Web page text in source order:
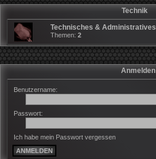
Technik
Technisches & Administratives
Themen: 2
Anmelden
Benutzername:
Passwort:
Ich habe mein Passwort vergessen